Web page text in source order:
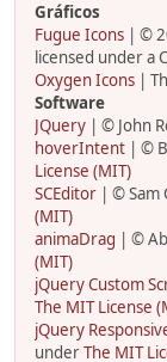
Gráficos
Fugue Icons | ©
licensed under a
Oxygen Icons |
Software
JQuery | © John
hoverIntent | ©
License (MIT)
SCEditor | © Sam
(MIT)
animaDrag | ©
(MIT)
jQuery Custom
The MIT License
jQuery
underThe MIT